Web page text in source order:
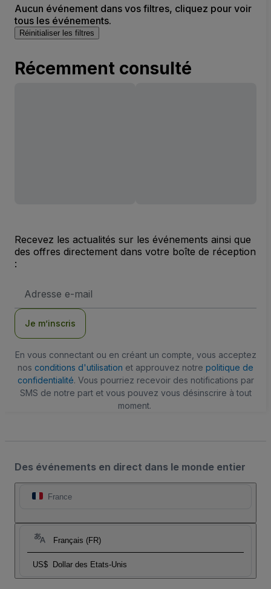
Aucun événement dans vos filtres, cliquez pour voir
tous les événements.
Réinitialiser les filtres
Récemment consulté
Recevez les actualités sur les événements ainsi que
des offres directement dans votre boîte de réception
:
e-
Je m’inscris
En vous connectant ou en créant un compte, vous acceptez
nos conditions d'utilisation et approuvez notre politique de
confidentialité. Vous pourriez recevoir des notifications par
SMS de notre part et vous pouvez vous désinscrire à tout
moment.
Des événements en direct dans le monde entier
France
Français (FR)
US$ Dollar des Etats-Unis